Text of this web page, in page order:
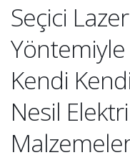
Seçici
Kendi
Nesil